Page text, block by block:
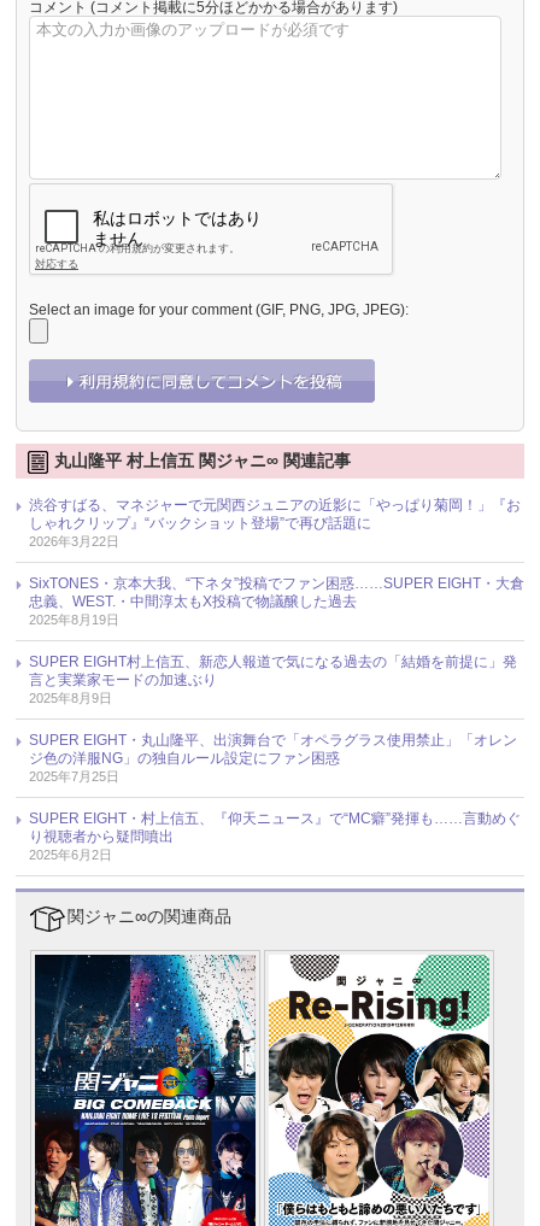
コメント (コメント掲載に5分ほどかかる場合があります)
Select an image for your comment (GIF, PNG, JPG, JPEG):
丸山隆平 村上信五 関ジャニ∞ 関連記事
渋谷すばる、マネジャーで元関西ジュニアの近影に「やっぱり菊岡！」『お
しゃれクリップ』“バックショット登場”で再び話題に
2026年3月22日
SixTONES・京本大我、“下ネタ”投稿でファン困惑……SUPER EIGHT・大倉
忠義、WEST.・中間淳太もX投稿で物議醸した過去
2025年8月19日
SUPER EIGHT村上信五、新恋人報道で気になる過去の「結婚を前提に」発
言と実業家モードの加速ぶり
2025年8月9日
SUPER EIGHT・丸山隆平、出演舞台で「オペラグラス使用禁止」「オレン
ジ色の洋服NG」の独自ルール設定にファン困惑
2025年7月25日
SUPER EIGHT・村上信五、『仰天ニュース』で“MC癖”発揮も……言動めぐ
り視聴者から疑問噴出
2025年6月2日
関ジャニ∞の関連商品